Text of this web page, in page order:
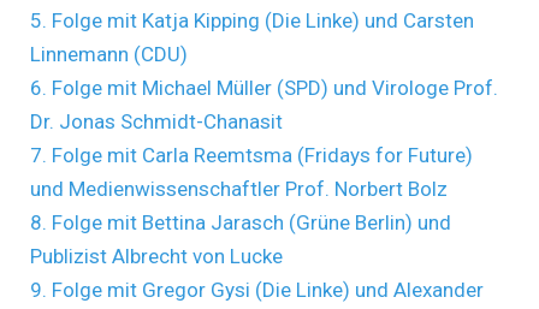
5. Folge mit Katja Kipping (Die Linke) und Carsten
Linnemann (CDU)
6. Folge mit Michael Müller (SPD) und Virologe Prof.
Dr. Jonas Schmidt-Chanasit
7. Folge mit Carla Reemtsma (Fridays for Future)
und Medienwissenschaftler Prof. Norbert Bolz
8. Folge mit Bettina Jarasch (Grüne Berlin) und
Publizist Albrecht von Lucke
9. Folge mit Gregor Gysi (Die Linke) und Alexander